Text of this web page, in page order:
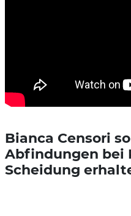
Bianca Censori
Abfindungen bei
Scheidung